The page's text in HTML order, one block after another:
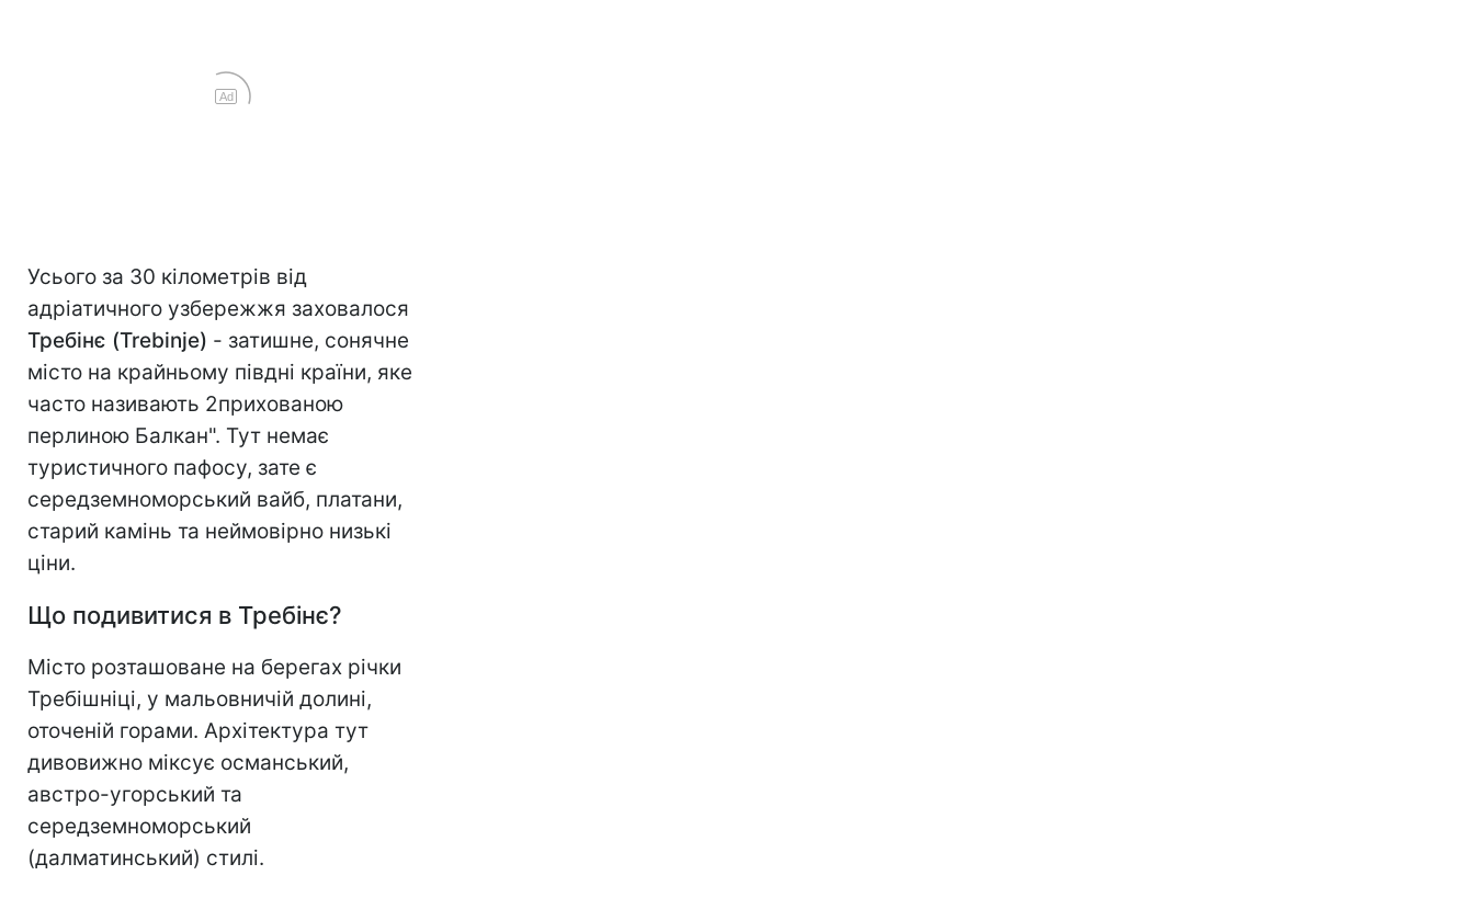
Ad
Усього за 30 кілометрів від
адріатичного узбережжя заховалося
Требінє (Trebinje) - затишне, сонячне
місто на крайньому півдні країни, яке
часто називають 2прихованою
перлиною Балкан". Тут немає
туристичного пафосу, зате є
середземноморський вайб, платани,
старий камінь та неймовірно низькі
ціни.
Що подивитися в Требінє?
Місто розташоване на берегах річки
Требішніці, у мальовничій долині,
оточеній горами. Архітектура тут
дивовижно міксує османський,
австро-угорський та
середземноморський
(далматинський) стилі.